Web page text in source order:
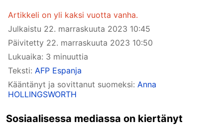
Artikkeli on yli kaksi vuotta vanha.
Julkaistu 22. marraskuuta 2023 10:45
Päivitetty 22. marraskuuta 2023 10:50
Lukuaika: 3 minuuttia
Teksti: AFP Espanja
Kääntänyt ja sovittanut suomeksi: Anna
HOLLINGSWORTH
Sosiaalisessa mediassa on kiertänyt